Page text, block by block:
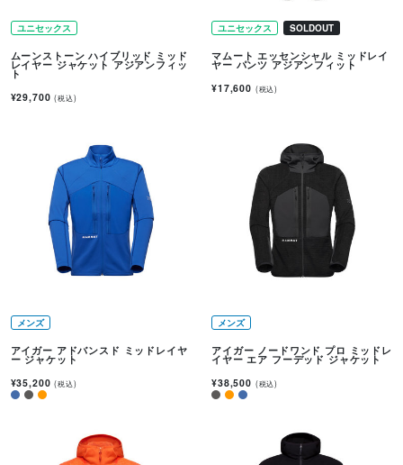
ユニセックス
ムーンストーン ハイブリッド ミッド
レイヤー ジャケット アジアンフィッ
ト
¥29,700(税込)
ユニセックス SOLDOUT
マムート エッセンシャル ミッドレイ
ヤー パンツ アジアンフィット
¥17,600 (税込)
メンズ
アイガー アドバンスド ミッドレイヤ
ー ジャケット
¥35,200(税込)
メンズ
アイガー ノードワンド プロ ミッドレ
イヤー エア フーデッド ジャケット
¥38,500 (税込)